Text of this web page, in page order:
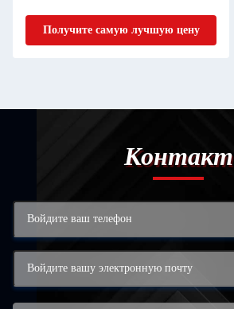
Получите самую лучшую цену
Контакт